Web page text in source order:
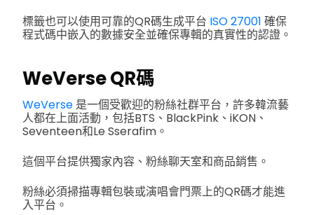
標籤也可以使用可靠的QR碼生成平台 ISO 27001 確保
程式碼中嵌入的數據安全並確保專輯的真實性的認證。
WeVerse QR碼
WeVerse是一個受歡迎的粉絲社群平台，許多韓流藝
人都在上面活動，包括BTS、BlackPink、iKON、
Seventeen和Le Sserafim。
這個平台提供獨家內容、粉絲聊天室和商品銷售。
粉絲必須掃描專輯包裝或演唱會門票上的QR碼才能進
入平台。